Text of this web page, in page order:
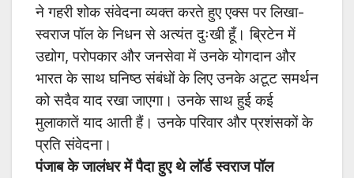
ने गहरी शोक संवेदना व्यक्त करते हुए एक्स पर लिखा-
स्वराज पॉल के निधन से अत्यंत दुःखी हूँ। ब्रिटेन में
उद्योग, परोपकार और जनसेवा में उनके योगदान और
भारत के साथ घनिष्ठ संबंधों के लिए उनके अटूट समर्थन
को सदैव याद रखा जाएगा। उनके साथ हुई कई
मुलाकातें याद आती हैं। उनके परिवार और प्रशंसकों के
प्रति संवेदना।
पंजाब के जालंधर में पैदा हुए थे लॉर्ड स्वराज पॉल